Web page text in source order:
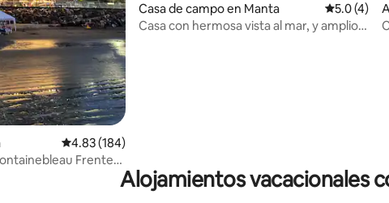
Calificación promedio: 4.83 de 5, 184 reseñas
4.83 (184)
Frente
Casa de campo en Manta
5.0 (4)
Casa con hermosa vista al mar, y amplio
Alojamientos vacacionales